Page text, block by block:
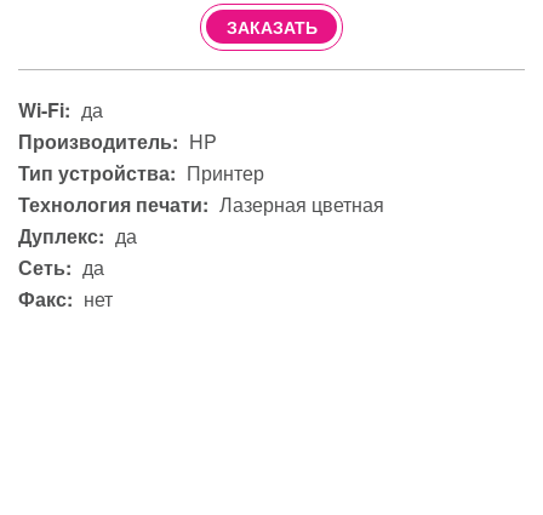
ЗАКАЗАТЬ
Wi-Fi: да
Производитель: HP
Тип устройства: Принтер
Технология печати: Лазерная цветная
Дуплекс: да
Сеть: да
Факс: нет